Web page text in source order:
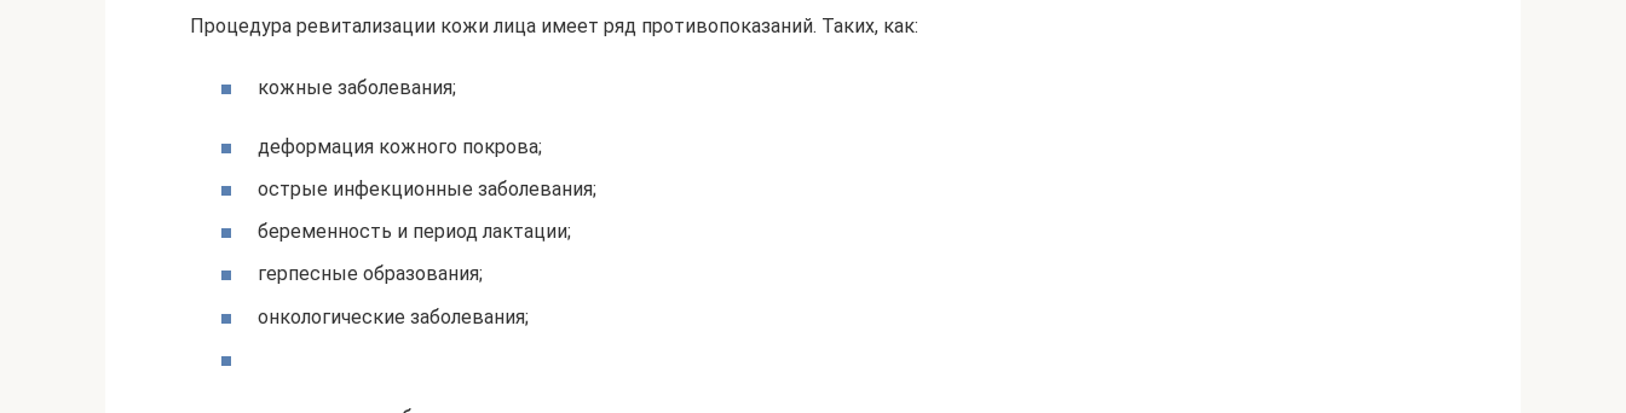
Процедура ревитализации кожи лица имеет ряд противопоказаний. Таких, как:
кожные заболевания;
деформация кожного покрова;
острые инфекционные заболевания;
беременность и период лактации;
герпесные образования;
онкологические заболевания;